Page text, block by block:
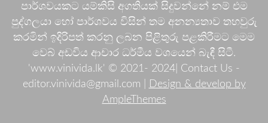
පාර්ශවයකට යම්කිසි අගතියක් සිදුවන්නේ නම් එම
පුද්ගලයා හෝ පාර්ශවය විසින් තම අනන්‍යතාව තහවුරු
කරමින් ඉදිරිපත් කරනු ලබන පිළිතුරු පළකිරීමට මෙම
වෙබ් අඩවිය ආචාර ධර්මීය වශයෙන් බැඳී සිටී.
'www.vinivida.lk' © 2021- 2024| Contact Us -
editor.vinivida@gmail.com |
Design & develop by
AmpleThemes